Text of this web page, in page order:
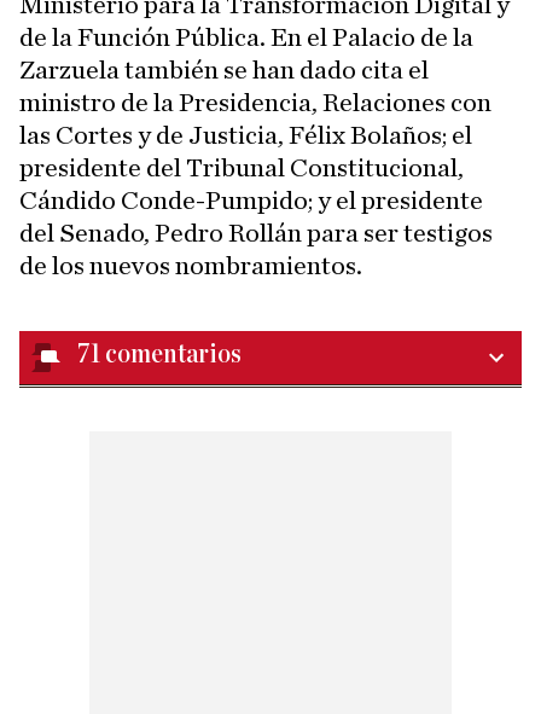
de la Función Pública. En el Palacio de la
Zarzuela también se han dado cita el
ministro de la Presidencia, Relaciones con
las Cortes y de Justicia, Félix Bolaños; el
presidente del Tribunal Constitucional,
Cándido Conde-Pumpido; y el presidente
del Senado, Pedro Rollán para ser testigos
de los nuevos nombramientos.
71 comentarios